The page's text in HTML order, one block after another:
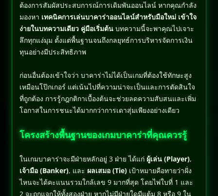
ต้องการสัมผัสประสบการณ์การเดิมพันออนไลน์ หากคุณกำลัง
มองหา เทคนิคการเล่นบาคาร่าออนไลน์สำหรับมือใหม่ เข้าใจ
ง่ายในบทความเดียว คู่มือเริ่มต้น บทความนี้จะพาคุณไปเจาะ
ลึกทุกแง่มุม ตั้งแต่พื้นฐานจนถึงกลยุทธ์การบริหารจัดการเงิน
ทุนอย่างมีประสิทธิภาพ
ก่อนอื่นต้องเข้าใจว่า บาคาร่าไม่ได้เป็นเกมที่ต้องใช้ทักษะสูง
เหมือนโป๊กเกอร์ แต่เน้นไปที่ความน่าจะเป็นและการตัดสินใจ
ที่ถูกต้อง การรู้กฎกติกาเบื้องต้นจะช่วยลดความสับสนและเพิ่ม
โอกาสในการชนะได้มากกว่าการเดาสุ่มเพียงอย่างเดียว
โครงสร้างพื้นฐานของเกมบาคาร่าที่คุณควรรู้
ในเกมบาคาร่าจะมีฝ่ายหลักอยู่ 3 ฝ่าย ได้แก่ ผู้เล่น (Player),
เจ้ามือ (Banker), และ ผลเสมอ (Tie) เป้าหมายคือทายว่าฝั่ง
ไหนจะได้คะแนนรวมใกล้เลข 9 มากที่สุด โดยไพ่ใบที่ 1 และ
2 จะถูกแจกให้ทั้งสองฝ่าย หากไม่มีฝ่ายใดมีแต้ม 8 หรือ 9 ใน